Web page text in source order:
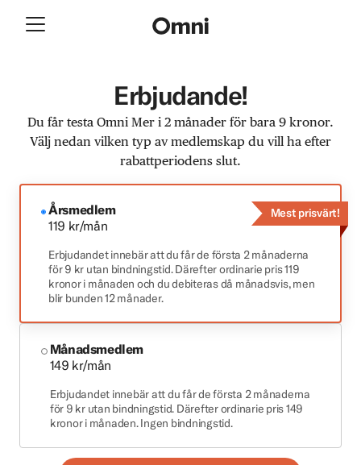
Erbjudande!
Du får testa Omni Mer i 2 månader för bara 9 kronor.
Välj nedan vilken typ av medlemskap du vill ha efter
rabattperiodens slut.
Årsmedlem
119 kr/mån
Erbjudandet innebär att du får de första 2 månaderna
för 9 kr utan bindningstid. Därefter ordinarie pris 119
kronor i månaden och du debiteras då månadsvis, men
blir bunden 12 månader.
Mest prisvärt!
Månadsmedlem
149 kr/mån
Erbjudandet innebär att du får de första 2 månaderna
för 9 kr utan bindningstid. Därefter ordinarie pris 149
kronor i månaden. Ingen bindningstid.